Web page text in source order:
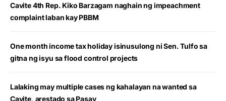
Cavite 4th Rep. Kiko Barzagam naghain ng impeachment
complaint laban kay PBBM
One month income tax holiday isinusulong ni Sen. Tulfo sa
gitna ng isyu sa flood control projects
Lalaking may multiple cases ng kahalayan na wanted sa
Cavite, arestado sa Pasay